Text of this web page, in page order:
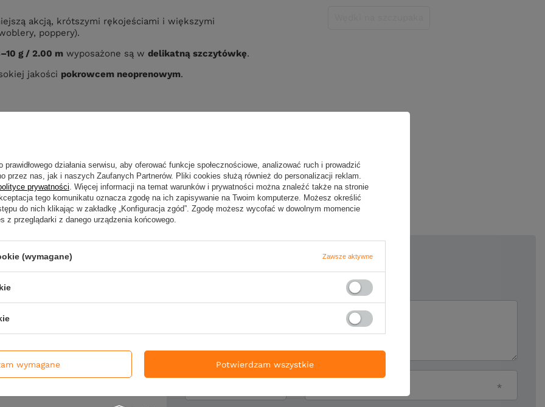
akcją, krótszymi rękojeściami i większymi
poppery).
g / 2.00 m wyposażone są w delikatną szczytówkę.
jakości pokrowcem neoprenowym.
Napisz swoją opinię
5/5
działania serwisu, aby oferować funkcje społecznościowe, analizować ruch i prowadzić
przez nas, jak i naszych Zaufanych Partnerów. Pliki cookies służą również do personalizacji reklam.
prywatności. Więcej informacji na temat warunków i prywatności można znaleźć także na stronie
tego komunikatu oznacza zgodę na ich zapisywanie na Twoim komputerze. Możesz określić
do nich klikając w zakładkę „Konfiguracja zgód”. Zgodę możesz wycofać w dowolnym momencie
z przeglądarki z danego urządzenia końcowego.
(wymagane) Zawsze aktywne
wymagane Potwierdzam wszystkie